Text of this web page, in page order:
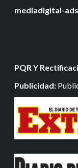
mediadigital-
PQR Y
Publicidad: